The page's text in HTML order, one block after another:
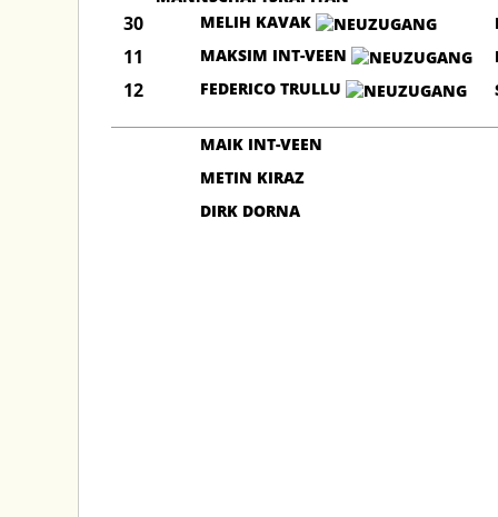
30 MELIH KAVAK
11 MAKSIM INT-VEEN
12 FEDERICO TRULLU
MAIK INT-VEEN
METIN KIRAZ
DIRK DORNA